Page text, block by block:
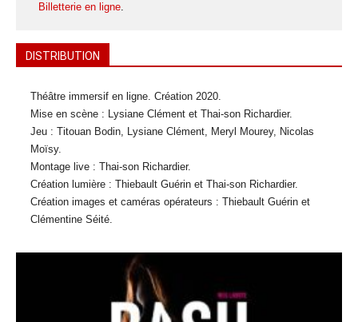
Billetterie en ligne.
DISTRIBUTION
Théâtre immersif en ligne. Création 2020.
Mise en scène : Lysiane Clément et Thai-son Richardier.
Jeu : Titouan Bodin, Lysiane Clément, Meryl Mourey, Nicolas
Moïsy.
Montage live : Thai-son Richardier.
Création lumière : Thiebault Guérin et Thai-son Richardier.
Création images et caméras opérateurs : Thiebault Guérin et
Clémentine Séité.